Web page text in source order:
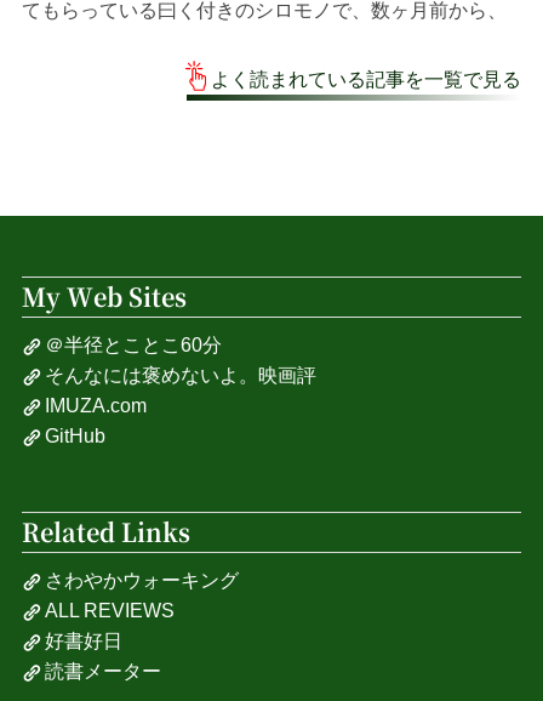
てもらっている曰く付きのシロモノで、数ヶ月前から、
次に使おうとしても電源が入らないという状態になって
しまいました。で、数ヶ月前のことですから今となって
よく読まれている記事を一覧で見る
My Web Sites
＠半径とことこ60分
そんなには褒めないよ。映画評
IMUZA.com
GitHub
Related Links
さわやかウォーキング
ALL REVIEWS
好書好日
読書メーター